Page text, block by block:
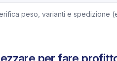
peso, varianti e spedizione